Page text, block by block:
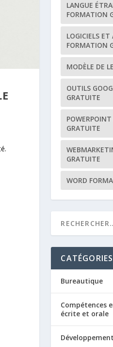
LANGUE
FORMATION
LOGICIELS
FORMATION
MODÈLE DE
OUTILS
GRATUITE
GRATUITE
GRATUITE
WORD
CATÉGORIES
Bureautique
Compétences
écrite et orale